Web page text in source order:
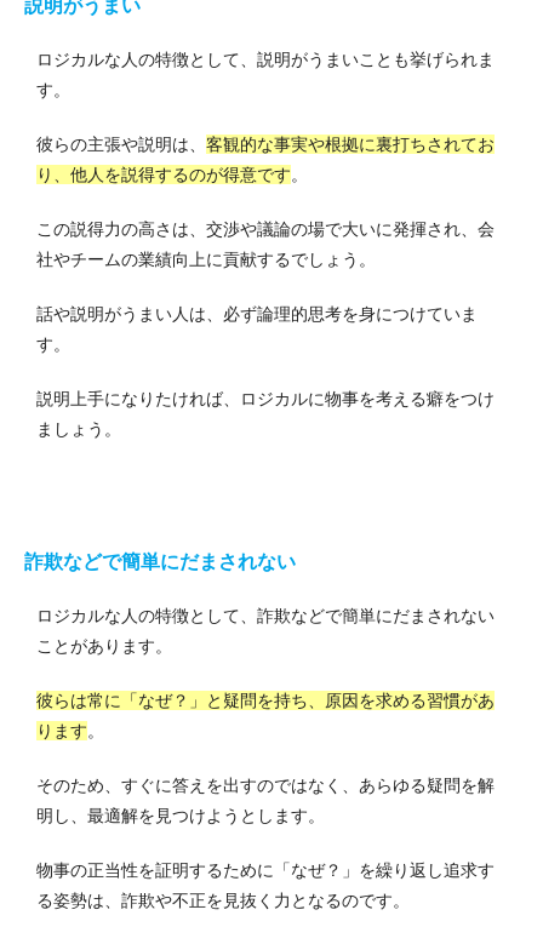
説明がうまい
ロジカルな人の特徴として、説明がうまいことも挙げられま
す。
彼らの主張や説明は、 客観的な事実や根拠に裏打ちされてお
り、他人を説得するのが得意です。
この説得力の高さは、交渉や議論の場で大いに発揮され、会
社やチームの業績向上に貢献するでしょう。
話や説明がうまい人は、必ず論理的思考を身につけていま
す。
説明上手になりたければ、ロジカルに物事を考える癖をつけ
ましょう。
詐欺などで簡単にだまされない
ロジカルな人の特徴として、詐欺などで簡単にだまされない
ことがあります。
彼らは常に「なぜ？」と疑問を持ち、原因を求める習慣があ
ります。
そのため、すぐに答えを出すのではなく、あらゆる疑問を解
明し、最適解を見つけようとします。
物事の正当性を証明するために「なぜ？」を繰り返し追求す
る姿勢は、詐欺や不正を見抜く力となるのです。